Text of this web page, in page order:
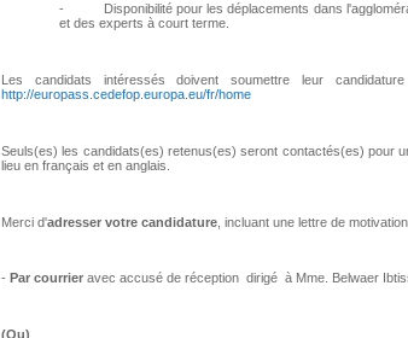
- Disponibilité pour les déplacements dans
et des experts à court terme.
Les candidats intéressés doivent soumettre leur
http://europass.cedefop.europa.eu/fr/home
Seuls(es) les candidats(es) retenus(es) seront contactés(es) pour
lieu en français et en anglais.
Merci d'adresser votre candidature , incluant une lettre de
- Par courrier avec accusé de réception dirigé à Mme. Belwaer
(Ou)